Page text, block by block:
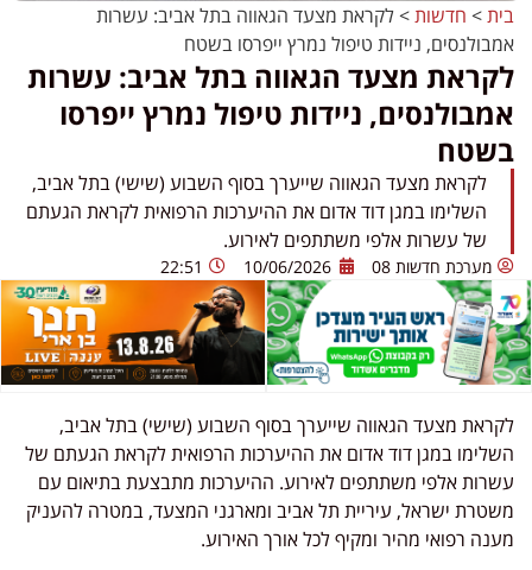
בית> חדשות>לקראת מצעד הגאווה בתל אביב: עשרות
אמבולנסים, ניידות טיפול נמרץ ייפרסו בשטח
לקראת מצעד הגאווה בתל אביב: עשרות
אמבולנסים, ניידות טיפול נמרץ ייפרסו
בשטח
לקראת מצעד הגאווה שייערך בסוף השבוע (שישי) בתל אביב,
השלימו במגן דוד אדום את ההיערכות הרפואית לקראת הגעתם
של עשרות אלפי משתתפים לאירוע.
מערכת חדשות 08 10/06/2026
22:51
לקראת מצעד הגאווה שייערך בסוף השבוע (שישי) בתל אביב,
השלימו במגן דוד אדום את ההיערכות הרפואית לקראת הגעתם של
עשרות אלפי משתתפים לאירוע. ההיערכות מתבצעת בתיאום עם
משטרת ישראל, עיריית תל אביב ומארגני המצעד, במטרה להעניק
מענה רפואי מהיר ומקיף לכל אורך האירוע.